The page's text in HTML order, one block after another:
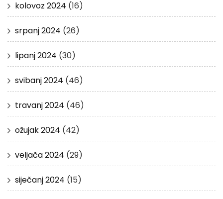
kolovoz 2024 (16)
srpanj 2024 (26)
lipanj 2024 (30)
svibanj 2024 (46)
travanj 2024 (46)
ožujak 2024 (42)
veljača 2024 (29)
siječanj 2024 (15)